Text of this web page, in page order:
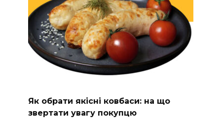
Як обрати якісні ковбаси: на що
звертати увагу покупцю